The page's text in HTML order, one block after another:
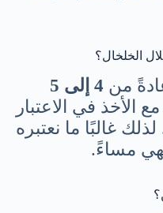
من
4 إلى 5
مع الأخذ في الاعتبار
غالبًا ما نعتبره
مساءً.